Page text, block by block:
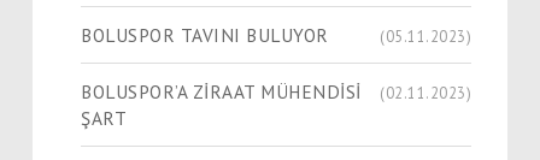
BOLUSPOR TAVINI BULUYOR (05.11.2023)
BOLUSPOR’A ZİRAAT MÜHENDİSİ
ŞART
(02.11.2023)